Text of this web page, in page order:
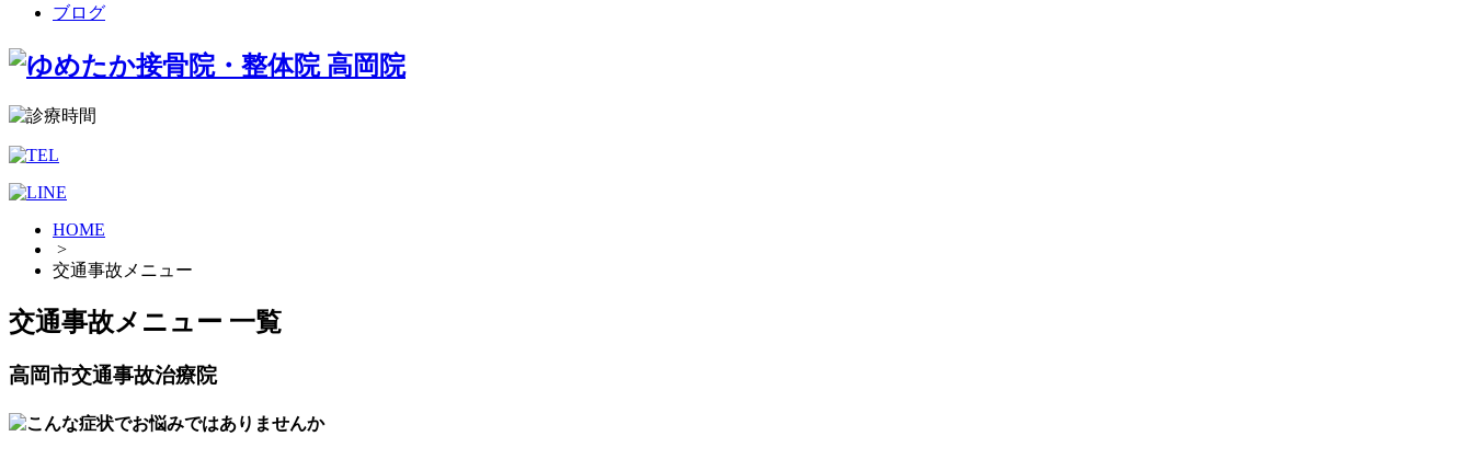
ブログ
HOME
>
交通事故メニュー
交通事故メニュー 一覧
高岡市交通事故治療院